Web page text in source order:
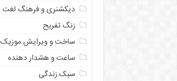
دیکشنری و فرهنگ لغت
زنگ تفریح
ساخت و ویرایش موزیک
ساعت و هشدار دهنده
سبک زندگی